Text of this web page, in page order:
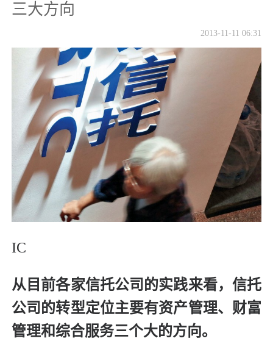
三大方向
2013-11-11 06:31
IC
从目前各家信托公司的实践来看，信托
公司的转型定位主要有资产管理、财富
管理和综合服务三个大的方向。